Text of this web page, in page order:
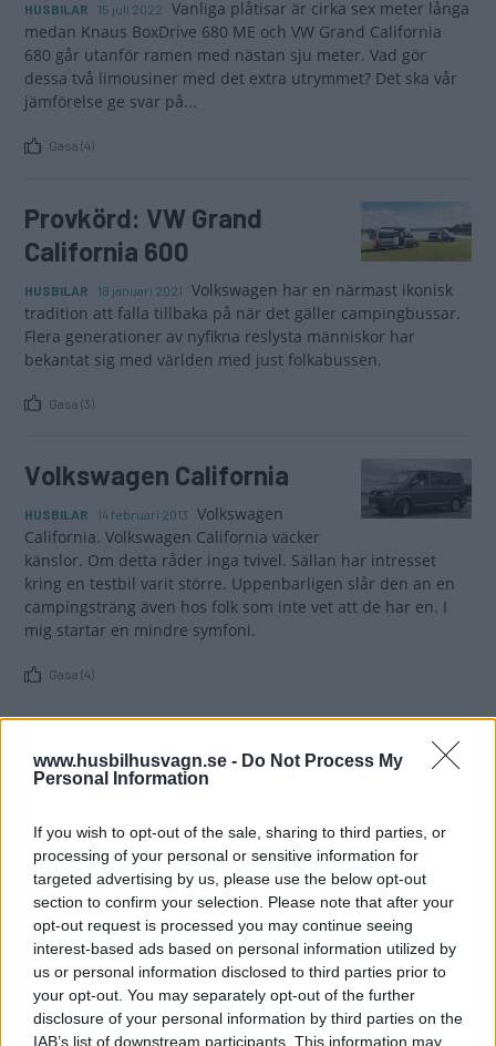
www.husbilhusvagn.se - Do Not Process My
Personal Information
If you wish to opt-out of the sale, sharing to third parties, or
processing of your personal or sensitive information for
targeted advertising by us, please use the below opt-out
section to confirm your selection. Please note that after your
opt-out request is processed you may continue seeing
interest-based ads based on personal information utilized by
us or personal information disclosed to third parties prior to
your opt-out. You may separately opt-out of the further
disclosure of your personal information by third parties on the
IAB’s list of downstream participants. This information may
HUSBILAR 15 juli 2022
Vanliga plåtisar är cirka sex meter långa
medan Knaus BoxDrive 680 ME och VW Grand California
680 går utanför ramen med nästan sju meter. Vad gör
dessa två limousiner med det extra utrymmet? Det ska vår
jämförelse ge svar på...
Gasa (4)
Provkörd: VW Grand
California 600
HUSBILAR 18 januari 2021
Volkswagen har en närmast ikonisk
tradition att falla tillbaka på när det gäller campingbussar.
Flera generationer av nyfikna reslysta människor har
bekantat sig med världen med just folkabussen.
Gasa (3)
Volkswagen California
HUSBILAR 14 februari 2013
Volkswagen
California. Volkswagen California väcker
känslor. Om detta råder inga tvivel. Sällan har intresset
kring en testbil varit större. Uppenbarligen slår den an en
campingsträng även hos folk som inte vet att de har en. I
mig startar en mindre symfoni.
Gasa (4)
Tester: De senaste vi kört